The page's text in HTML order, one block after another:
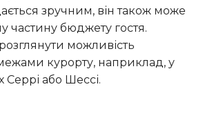
зручним, він також може
частину бюджету гостя.
можливість
курорту, наприклад, у
Серрі або Шессі.